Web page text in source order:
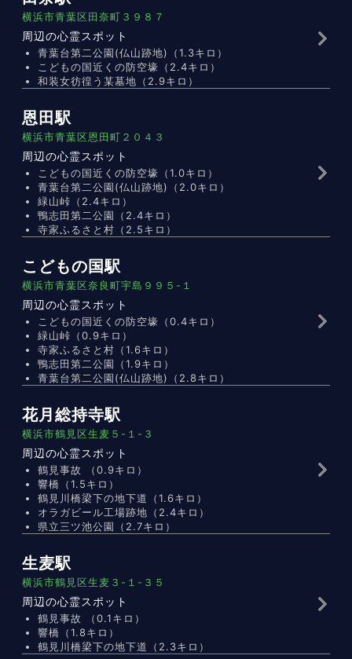
横浜市青葉区田奈町３９８７
周辺の心霊スポット
青葉台第二公園(仏山跡地)（1.3キロ）
こどもの国近くの防空壕（2.4キロ）
和装女彷徨う某墓地（2.9キロ）
恩田駅
横浜市青葉区恩田町２０４３
周辺の心霊スポット
こどもの国近くの防空壕（1.0キロ）
青葉台第二公園(仏山跡地)（2.0キロ）
緑山峠（2.4キロ）
鴨志田第二公園（2.4キロ）
寺家ふるさと村（2.5キロ）
こどもの国駅
横浜市青葉区奈良町宇島９９５-１
周辺の心霊スポット
こどもの国近くの防空壕（0.4キロ）
緑山峠（0.9キロ）
寺家ふるさと村（1.6キロ）
鴨志田第二公園（1.9キロ）
青葉台第二公園(仏山跡地)（2.8キロ）
花月総持寺駅
横浜市鶴見区生麦５-１-３
周辺の心霊スポット
鶴見事故 （0.9キロ）
響橋（1.5キロ）
鶴見川橋梁下の地下道（1.6キロ）
オラガビール工場跡地（2.4キロ）
県立三ツ池公園（2.7キロ）
生麦駅
横浜市鶴見区生麦３-１-３５
周辺の心霊スポット
鶴見事故 （0.1キロ）
響橋（1.8キロ）
鶴見川橋梁下の地下道（2.3キロ）